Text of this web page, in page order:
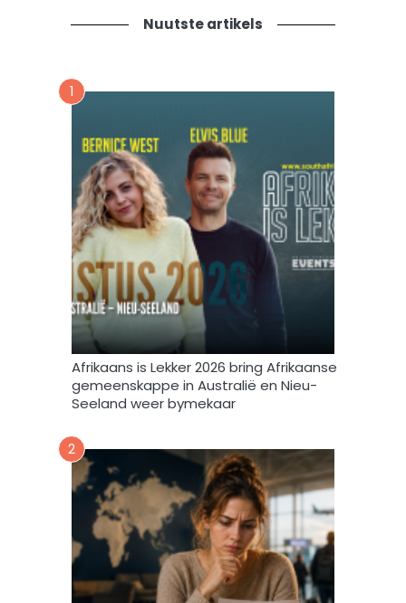
t
n
u
u
e
f
v
o
m
t
e
v
u
s
t
e
m
e
k
d
a
a
t
e
d
Nuutste artikels
1
Afrikaans is Lekker 2026 bring Afrikaanse
gemeenskappe in Australië en Nieu-
Seeland weer bymekaar
2